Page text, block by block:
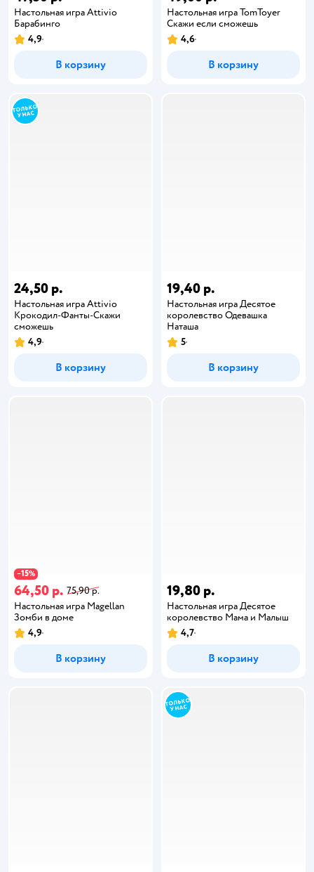
Настольная игра Attivio
Барабинго
4,9
В корзину
Настольная игра TomToyer
Скажи если сможешь
4,6
В корзину
24,50 р.
Настольная игра Attivio
Крокодил-Фанты-Скажи
сможешь
4,9
В корзину
19,40 р.
Настольная игра Десятое
королевство Одевашка
Наташа
5
В корзину
−15%
64,50 р. 75,90 р.
Настольная игра Magellan
Зомби в доме
4,9
В корзину
19,80 р.
Настольная игра Десятое
королевство Мама и Малыш
4,7
В корзину